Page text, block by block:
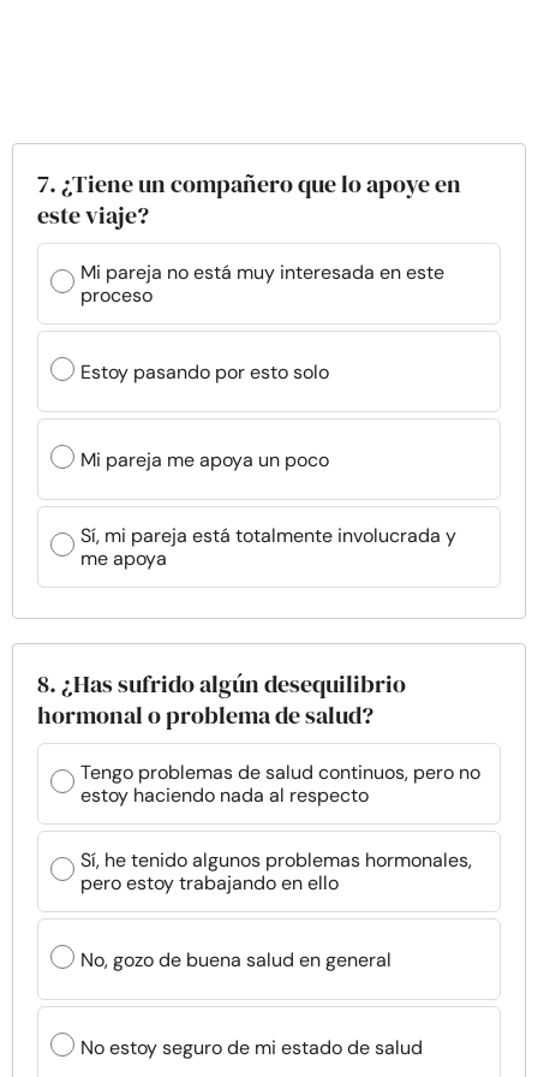
7. ¿Tiene un compañero que lo apoye en
este viaje?
Mi pareja no está muy interesada en este
proceso
Estoy pasando por esto solo
Mi pareja me apoya un poco
Sí, mi pareja está totalmente involucrada y
me apoya
8. ¿Has sufrido algún desequilibrio
hormonal o problema de salud?
Tengo problemas de salud continuos, pero no
estoy haciendo nada al respecto
Sí, he tenido algunos problemas hormonales,
pero estoy trabajando en ello
No, gozo de buena salud en general
No estoy seguro de mi estado de salud